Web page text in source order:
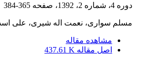
دوره 4، شماره 2، 1392، صفحه 365-384
مسلم سواری، نعمت اله شیری، علی
مشاهده مقاله
اصل مقاله 437.61 K